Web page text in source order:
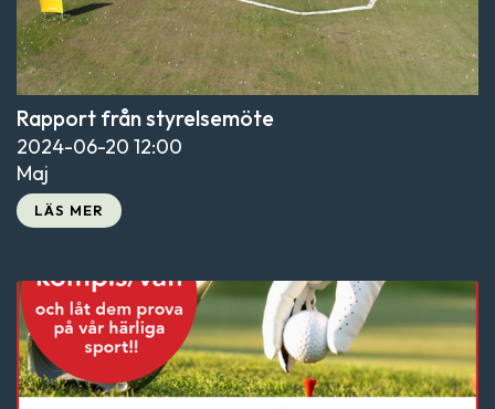
Rapport från styrelsemöte
2024-06-20 12:00
Maj
LÄS MER